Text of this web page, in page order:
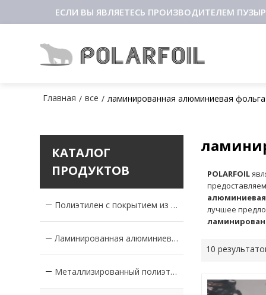
ЕСЛИ ВЫ ЯВЛЯЕТЕСЬ ПРОИЗВОДИТЕЛЕМ
Главная / все / ламинированная алюминиевая фольга
КАТАЛОГ
ПРОДУКТОВ
Полиэтилен с покрытием из алюминиевой фольги
Ламинированная алюминиевая фольга
Металлизированный полиэтилен с покрытием из ПЭТ-пленки
POLARFOIL
лучшее
10